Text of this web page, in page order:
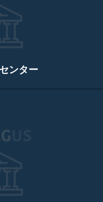
ンター